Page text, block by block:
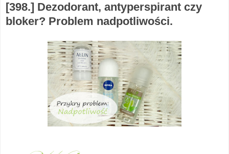
[398.] Dezodorant, antyperspirant czy
bloker? Problem nadpotliwości.